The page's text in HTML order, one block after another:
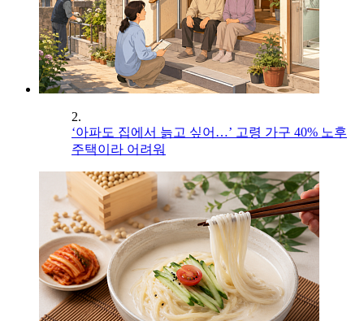
2.
‘아파도 집에서 늙고 싶어…’ 고령 가구 40% 노후
주택이라 어려워